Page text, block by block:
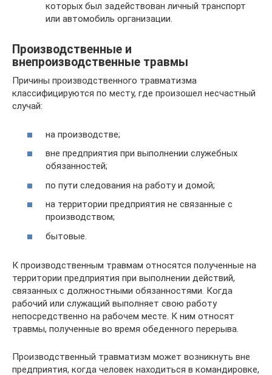
которых был задействован личный транспорт
или автомобиль организации.
Производственные и
внепроизводственные травмы
Причины производственного травматизма
классифицируются по месту, где произошел несчастный
случай:
на производстве;
вне предприятия при выполнении служебных
обязанностей;
по пути следования на работу и домой;
на территории предприятия не связанные с
производством;
бытовые.
К производственным травмам относятся полученные на
территории предприятия при выполнении действий,
связанных с должностными обязанностями. Когда
рабочий или служащий выполняет свою работу
непосредственно на рабочем месте. К ним относят
травмы, полученные во время обеденного перерыва.
Производственный травматизм может возникнуть вне
предприятия, когда человек находиться в командировке,